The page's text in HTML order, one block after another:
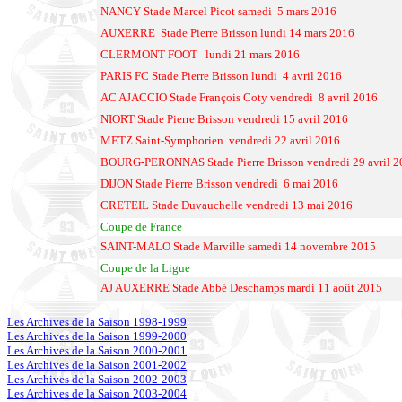
NANCY Stade Marcel Picot samedi 5 mars 2016
AUXERRE Stade Pierre Brisson lundi 14 mars 2016
CLERMONT FOOT lundi 21 mars 2016
PARIS FC Stade Pierre Brisson lundi 4 avril 2016
AC AJACCIO Stade François Coty vendredi 8 avril 2016
NIORT Stade Pierre Brisson vendredi 15 avril 2016
METZ Saint-Symphorien vendredi 22 avril 2016
BOURG-PERONNAS Stade Pierre Brisson vendredi 29 avril
DIJON Stade Pierre Brisson vendredi 6 mai 2016
CRETEIL Stade Duvauchelle vendredi 13 mai 2016
Coupe de France
SAINT-MALO Stade Marville samedi 14 novembre 2015
Coupe de la Ligue
AJ AUXERRE Stade Abbé Deschamps mardi 11 août 2015
Les Archives de la Saison 1998-1999
Les Archives de la Saison 1999-2000
Les Archives de la Saison 2000-2001
Les Archives de la Saison 2001-2002
Les Archives de la Saison 2002-2003
Les Archives de la Saison 2003-2004